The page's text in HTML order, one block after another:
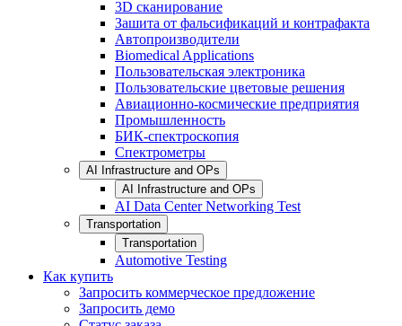
3D сканирование
Зашита от фальсификаций и контрафакта
Автопроизводители
Biomedical Applications
Пользовательская электроника
Пользовательские цветовые решения
Авиационно-космические предприятия
Промышленность
БИК-спектроскопия
Спектрометры
AI Infrastructure and OPs
AI Infrastructure and OPs
AI Data Center Networking Test
Transportation
Transportation
Automotive Testing
Как купить
Запросить коммерческое предложение
Запросить демо